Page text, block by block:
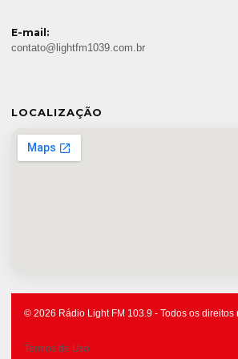
E-mail:
contato@lightfm1039.com.br
LOCALIZAÇÃO
© 2026 Rádio Light FM 103.9 - Todos os direitos
Termos de Uso